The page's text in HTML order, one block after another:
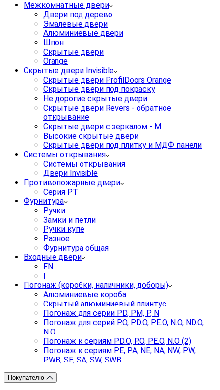
Межкомнатные двери
Двери под дерево
Эмалевые двери
Алюминиевые двери
Шпон
Скрытые двери
Orange
Скрытые двери Invisible
Скрытые двери ProfilDoors Orange
Скрытые двери под покраску
Не дорогие скрытые двери
Скрытые двери Revers - обратное
открывание
Скрытые двери с зеркалом - M
Высокие скрытые двери
Скрытые двери под плитку и МДФ панели
Системы открывания
Системы открывания
Двери Invisible
Противопожарные двери
Серия PT
Фурнитура
Ручки
Замки и петли
Ручки купе
Разное
Фурнитура общая
Входные двери
FN
Погонаж (коробки, наличники, доборы)
Алюминиевые короба
Скрытый алюминиевый плинтус
Погонаж для серии PD, PM, P, N
Погонаж для серий P.O, PD.O, PE.O, N.O, ND.O,
N.O
Погонаж к сериям PD.O, P.O, PE.O, N.O (2)
Погонаж к сериям PE, PA, NE, NA, NW, PW,
PWB, SE, SA, SW, SWB
Покупателю